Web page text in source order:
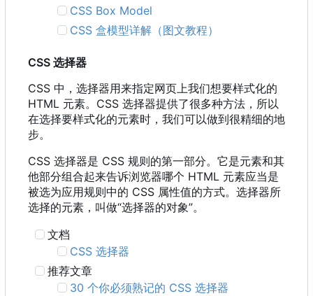
CSS Box Model
CSS 盒模型详解（图文教程）
CSS 选择器
CSS 中，选择器用来指定网页上我们想要样式化的
HTML 元素。CSS 选择器提供了很多种方法，所以
在选择要样式化的元素时，我们可以做到很精细的地
步。
CSS 选择器是 CSS 规则的第一部分。它是元素和其
他部分组合起来告诉浏览器哪个 HTML 元素应当是
被选为应用规则中的 CSS 属性值的方式。选择器所
选择的元素，叫做“选择器的对象”。
文档
CSS 选择器
推荐文章
30 个你必须熟记的 CSS 选择器